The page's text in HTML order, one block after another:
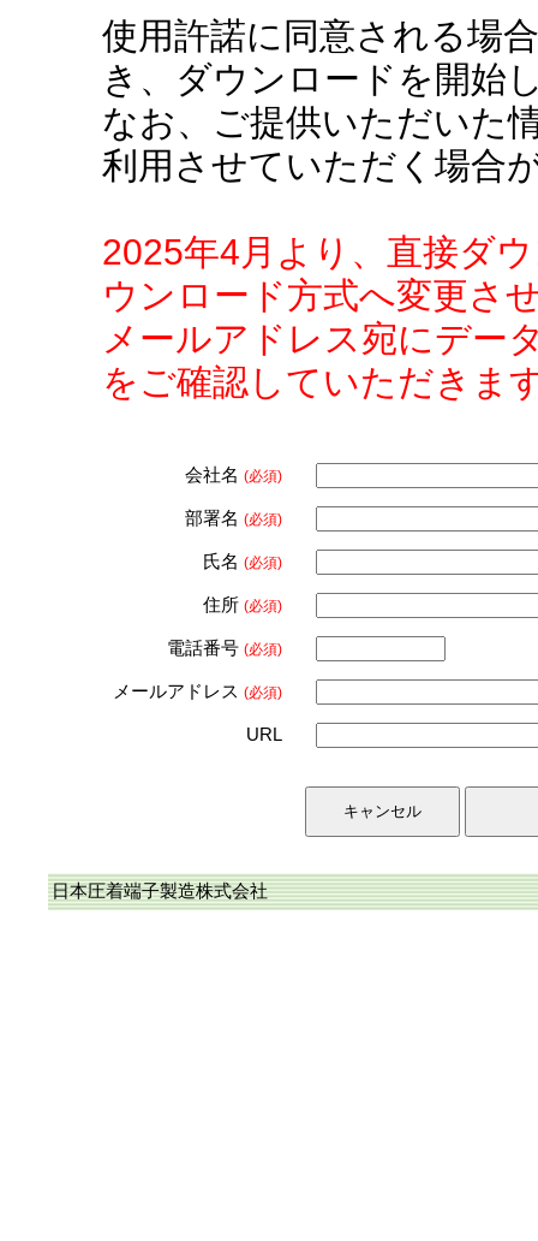
使用許諾に同意される場
き、ダウンロードを開始
なお、ご提供いただいた
利用させていただく場合
2025年4月より、直接ダ
ウンロード方式へ変更さ
メールアドレス宛にデー
をご確認していただきま
会社名 (必須)
部署名 (必須)
氏名 (必須)
住所 (必須)
電話番号 (必須)
メールアドレス (必須)
URL
日本圧着端子製造株式会社